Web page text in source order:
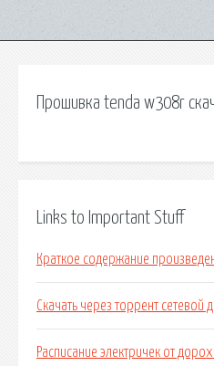
Прошивка tenda w308r
Links to Important Stuff
Краткое содержание
Скачать через торрент сетевой
Расписание электричек от